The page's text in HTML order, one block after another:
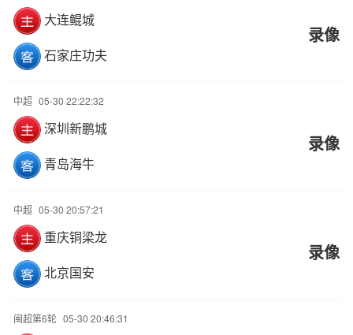
大连鲲城
石家庄功夫
录像
中超 05-30 22:22:32
深圳新鹏城
青岛海牛
录像
中超 05-30 20:57:21
重庆铜梁龙
北京国安
录像
闽超第6轮 05-30 20:46:31